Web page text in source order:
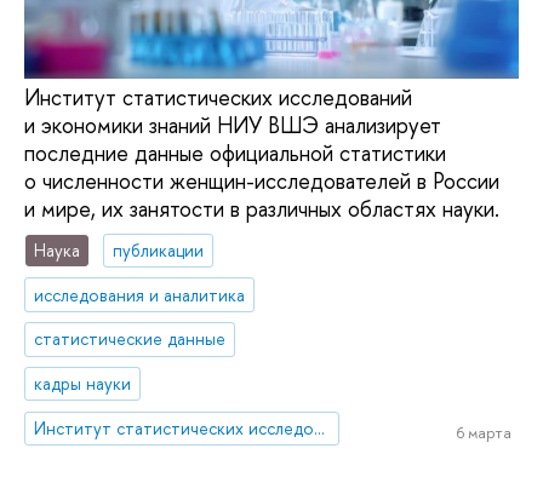
Институт статистических исследований
и экономики знаний НИУ ВШЭ анализирует
последние данные официальной статистики
о численности женщин-исследователей в России
и мире, их занятости в различных областях науки.
Наука
публикации
исследования и аналитика
статистические данные
кадры науки
Институт статистических исследований и экономики знаний
6 марта